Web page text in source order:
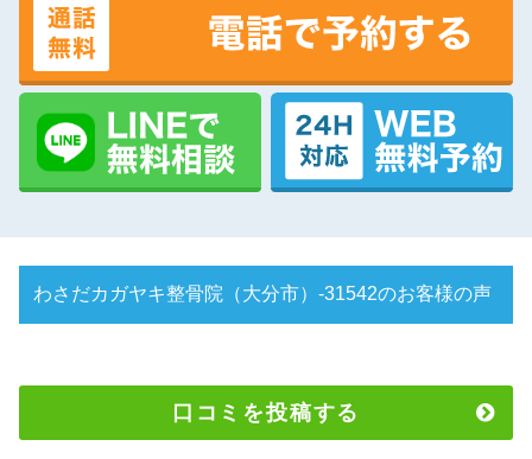
わさだカガヤキ整骨院（大分市）-31542のお客様の声
口コミを投稿する